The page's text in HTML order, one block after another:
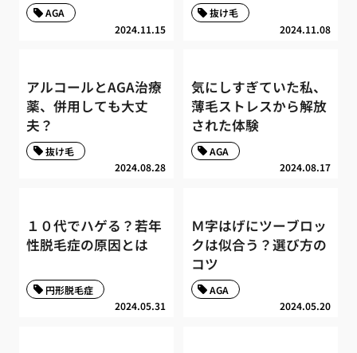
2024.11.15
AGA
2024.11.08
抜け毛
アルコールとAGA治療
薬、併用しても大丈
夫？
2024.08.28
抜け毛
気にしすぎていた私、
薄毛ストレスから解放
された体験
2024.08.17
AGA
１０代でハゲる？若年
性脱毛症の原因とは
2024.05.31
円形脱毛症
Ｍ字はげにツーブロッ
クは似合う？選び方の
コツ
2024.05.20
AGA